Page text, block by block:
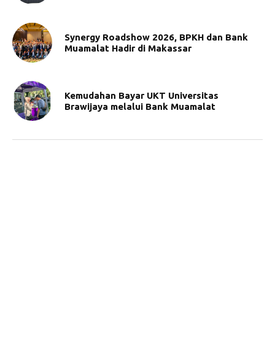
Synergy Roadshow 2026, BPKH dan Bank
Muamalat Hadir di Makassar
Kemudahan Bayar UKT Universitas
Brawijaya melalui Bank Muamalat